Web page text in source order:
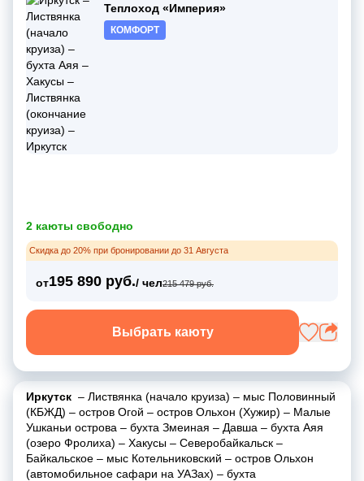
Теплоход «Империя»
КОМФОРТ
2 каюты свободно
Скидка до 20% при бронировании до 31 Августа
от195 890 руб./ чел215 479 руб.
Выбрать каюту
Иркутск – Листвянка (начало круиза) – мыс Половинный
(КБЖД) – остров Огой – остров Ольхон (Хужир) – Малые
Ушканьи острова – бухта Змеиная – Давша – бухта Аяя
(озеро Фролиха) – Хакусы – Северобайкальск –
Байкальское – мыс Котельниковский – остров Ольхон
(автомобильное сафари на УАЗах) – бухта